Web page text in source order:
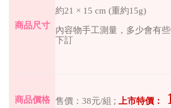
商品尺寸
約21 × 15 cm (重約15g)
內容物手工測量，多少會有
下訂
商品價格 售價： 38元/組 ; 上市特價：